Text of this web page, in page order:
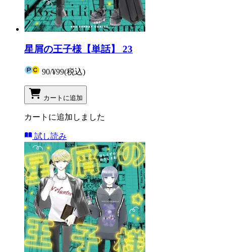
星屑の王子様【単話】 23
90/¥99(税込)
カートに追加
カートに追加しました
試し読み